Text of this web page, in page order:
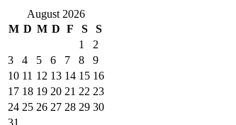
August 2026
M D M D F S
S
1
2
3
4 5 6 7 8
9
10 11 12 13 14 15 16
17 18 19 20 21 22 23
24 25 26 27 28 29 30
31